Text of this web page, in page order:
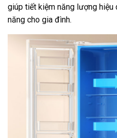
giúp tiết kiệm năng lượng hiệu
năng cho gia đình.